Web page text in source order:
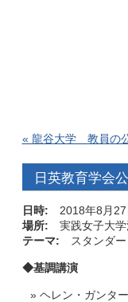
« 龍谷大学 教員の
日英教育学会
日時: 2018年8 月 27
場所: 実践女子大
テーマ: スタンダ
◆基調講演
ヘレン・ガンタ